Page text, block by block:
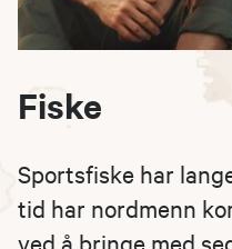
Fiske
Sportsfiske har
tid har nordmenn
ved å bringe med